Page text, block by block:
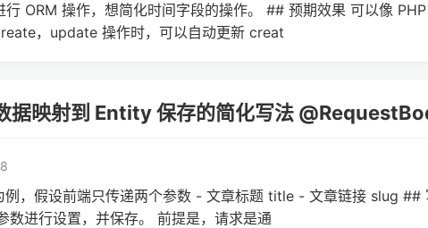
ORM 操作，想简化时间字段的操作。 ## 预期效果 可以像
，update 操作时，可以自动更新 creat
据映射到 Entity 保存的简化写法
，假设前端只传递两个参数 - 文章标题 title - 文章链接 slug ##
数进行设置，并保存。 前提是，请求是通